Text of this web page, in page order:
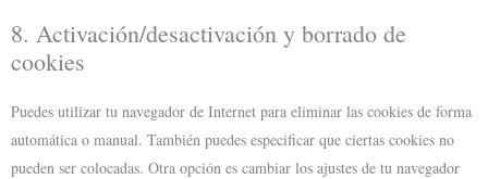
8. Activación/desactivación y borrado de
cookies
Puedes utilizar tu navegador de Internet para eliminar las cookies de forma
automática o manual. También puedes especificar que ciertas cookies no
pueden ser colocadas. Otra opción es cambiar los ajustes de tu navegador